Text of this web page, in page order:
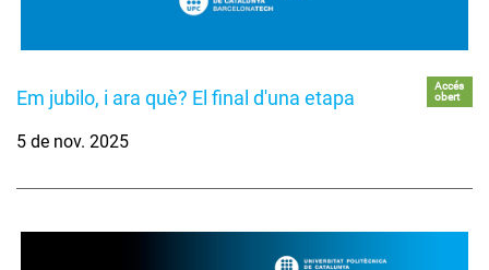
Em jubilo, i ara què? El final d'una etapa
Accés
obert
5 de nov. 2025